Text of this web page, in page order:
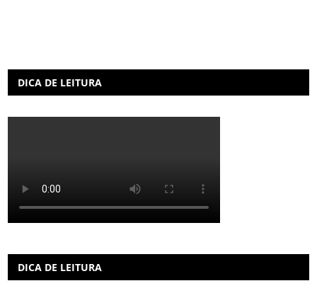
DICA DE LEITURA
DICA DE LEITURA